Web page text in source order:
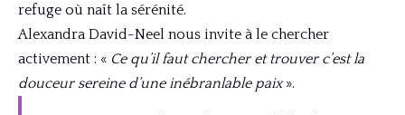
refuge où naît la sérénité.
Alexandra David-Neel nous invite à le chercher
activement : « Ce qu’il faut chercher et trouver c’est la
douceur sereine d’une inébranlable paix».